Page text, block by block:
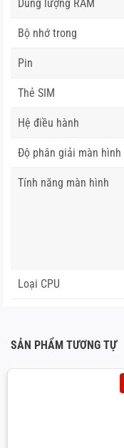
Dung lượng RAM
Bộ nhớ trong
Pin
Thẻ SIM
Hệ điều hành
Độ phân giải màn hình
Tính năng màn hình
Loại CPU
SẢN PHẨM TƯƠNG TỰ